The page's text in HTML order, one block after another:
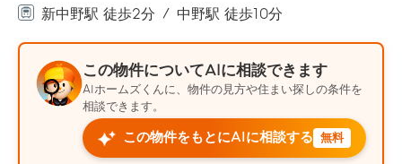
新中野駅 徒歩2分
中野駅 徒歩10分
この物件についてAIに相談できます
AIホームズくんに、物件の見方や住まい探しの条件を
相談できます。
この物件をもとにAIに相談する 無料